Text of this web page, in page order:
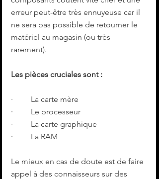
erreur peut-être très ennuyeuse car il
ne sera pas possible de retourner le
matériel au magasin (ou très
rarement).
Les pièces cruciales sont :
·         La carte mère
·         Le processeur
·         La carte graphique
·         La RAM
Le mieux en cas de doute est de faire
appel à des connaisseurs sur des